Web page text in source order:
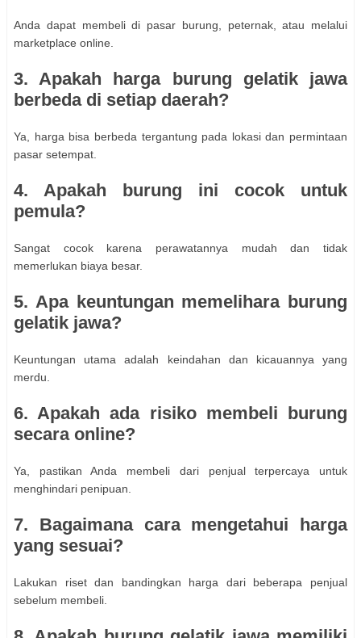
Anda dapat membeli di pasar burung, peternak, atau melalui
marketplace online.
3. Apakah harga burung gelatik jawa
berbeda di setiap daerah?
Ya, harga bisa berbeda tergantung pada lokasi dan permintaan
pasar setempat.
4. Apakah burung ini cocok untuk
pemula?
Sangat cocok karena perawatannya mudah dan tidak
memerlukan biaya besar.
5. Apa keuntungan memelihara burung
gelatik jawa?
Keuntungan utama adalah keindahan dan kicauannya yang
merdu.
6. Apakah ada risiko membeli burung
secara online?
Ya, pastikan Anda membeli dari penjual terpercaya untuk
menghindari penipuan.
7. Bagaimana cara mengetahui harga
yang sesuai?
Lakukan riset dan bandingkan harga dari beberapa penjual
sebelum membeli.